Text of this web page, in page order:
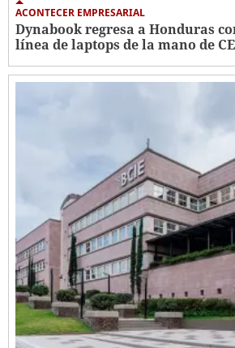
ACONTECER EMPRESARIAL
Dynabook regresa a Honduras
línea de laptops de la mano de